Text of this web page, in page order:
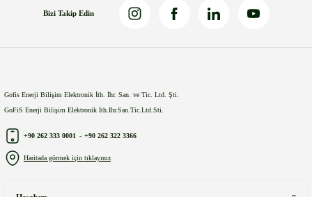
Bizi Takip Edin
Gofis Enerji Bilişim Elektronik İth. İhr. San. ve Tic. Ltd. Şti.
GoFiS Enerji Bilişim Elektronik Ith.Ihr.San.Tic.Ltd.Sti.
+90 262 333 0001 - +90 262 322 3366
Haritada görmek için tıklayınız